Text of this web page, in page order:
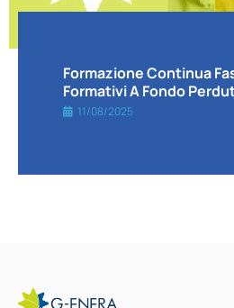
Formazione Continua
Formativi A Fondo
11/08/2025